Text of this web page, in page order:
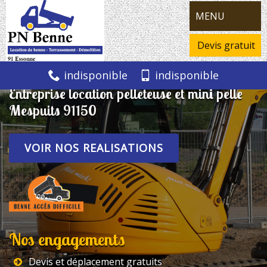
MENU
Devis gratuit
indisponible indisponible
Entreprise location pelleteuse et mini pelle
Mespuits 91150
VOIR NOS REALISATIONS
Nos engagements
Devis et déplacement gratuits